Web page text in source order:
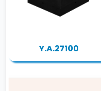
Y.A.27100